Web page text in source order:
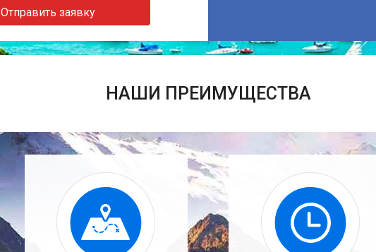
Отправить заявку
НАШИ ПРЕИМУЩЕСТВА